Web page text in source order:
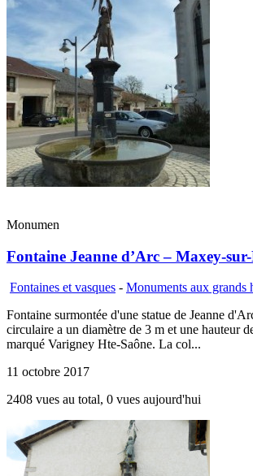
Monumen
Fontaine Jeanne d’Arc – Maxey-
Fontaines et vasques - Monuments aux grands
Fontaine surmontée d'une statue de Jeanne
circulaire a un diamètre de 3 m et une hauteur
marqué Varigney Hte-Saône. La col...
11 octobre 2017
2408 vues au total, 0 vues aujourd'hui